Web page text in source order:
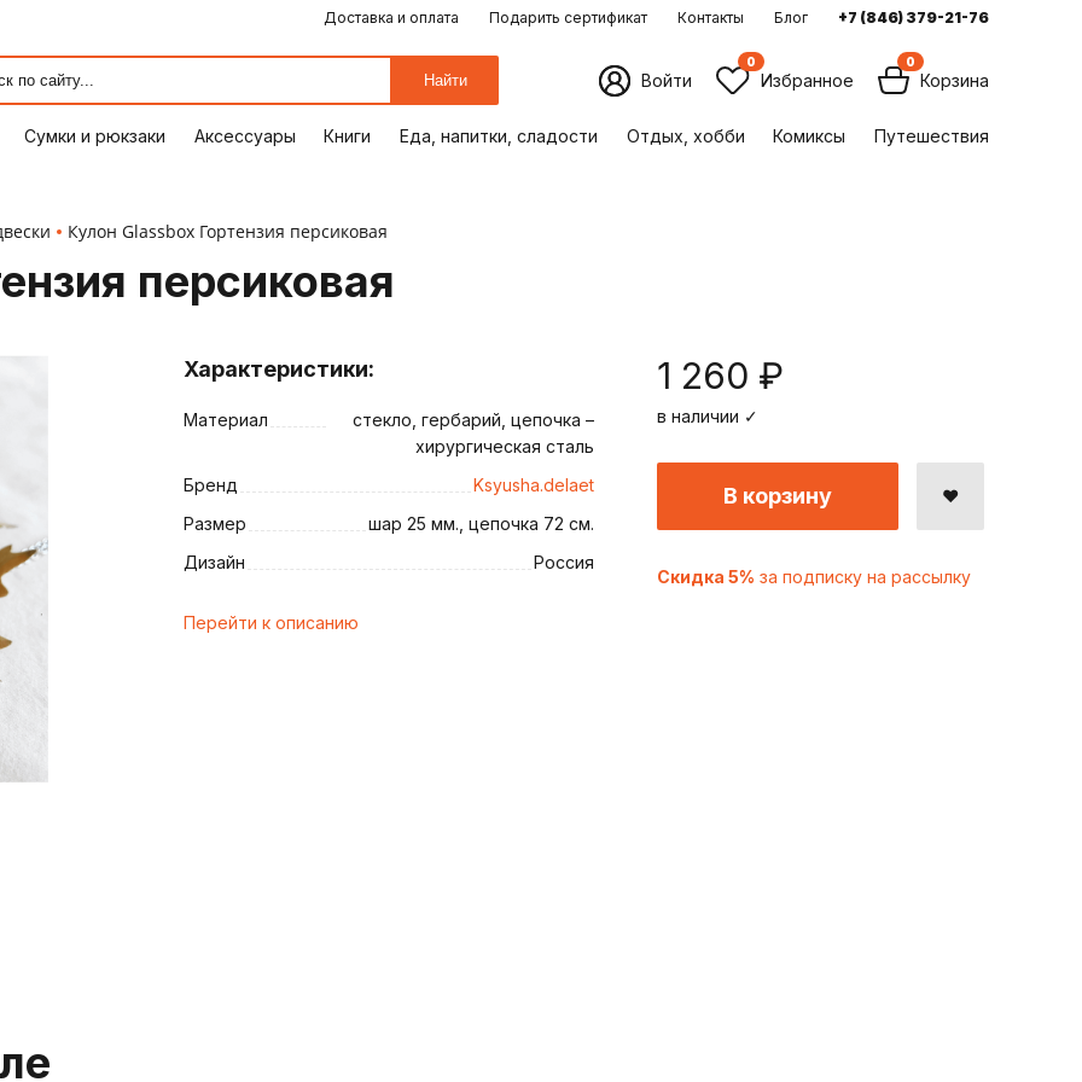
Доставка и оплата Подарить сертификат Контакты Блог +7 (846) 379-21-76
Найти Войти
0
Избранное
0
Корзина
Сумки и рюкзаки Аксессуары Книги Еда, напитки, сладости Отдых, хобби Комиксы Путешествия
ПОДАРКИ
СУМКИ И РЮКЗАКИ
АКСЕССУАРЫ
ЕДА, НАПИТКИ, СЛАДОСТИ
ОТДЫХ, ХОББИ
КОМИКСЫ
ПУТЕШЕСТВИЯ
Кулон Glassbox Гортензия персиковая
персиковая
Характеристики:
Материал
стекло, гербарий, цепочка –
хирургическая сталь
Бренд
Ksyusha.delaet
Размер
шар 25 мм., цепочка 72 см.
Дизайн
Россия
Перейти к описанию
1 260 ₽
в наличии ✓
В корзину
Скидка 5% за подписку на рассылку